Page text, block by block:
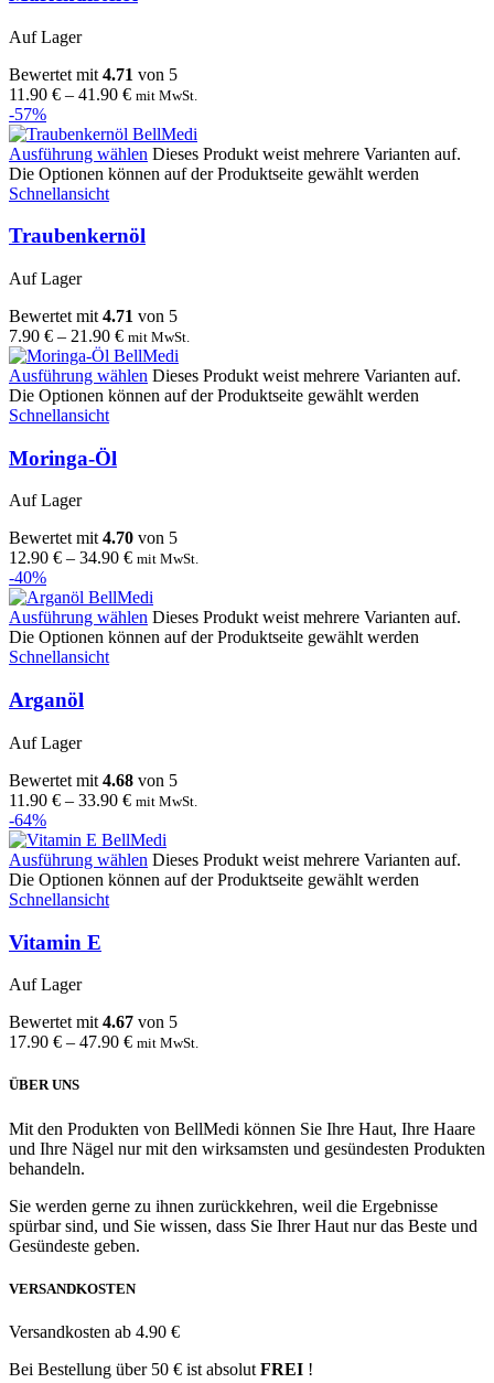
Auf Lager
Bewertet mit 4.71 von 5
11.90 € – 41.90 € mit MwSt.
-57%
Ausführung wählen Dieses Produkt weist mehrere Varianten auf.
Die Optionen können auf der Produktseite gewählt werden
Schnellansicht
Traubenkernöl
Auf Lager
Bewertet mit 4.71 von 5
7.90 € – 21.90 € mit MwSt.
Ausführung wählen Dieses Produkt weist mehrere Varianten auf.
Die Optionen können auf der Produktseite gewählt werden
Schnellansicht
Moringa-Öl
Auf Lager
Bewertet mit4.70 von 5
12.90 € – 34.90 € mit MwSt.
-40%
Ausführung wählen Dieses Produkt weist mehrere Varianten auf.
Die Optionen können auf der Produktseite gewählt werden
Schnellansicht
Arganöl
Auf Lager
Bewertet mit 4.68 von 5
11.90 € – 33.90 € mit MwSt.
-64%
Ausführung wählen Dieses Produkt weist mehrere Varianten auf.
Die Optionen können auf der Produktseite gewählt werden
Schnellansicht
Vitamin E
Auf Lager
Bewertet mit 4.67 von 5
17.90 € – 47.90 € mit MwSt.
ÜBER UNS
Mit den Produkten von BellMedi können Sie Ihre Haut, Ihre Haare
und Ihre Nägel nur mit den wirksamsten und gesündesten Produkten
behandeln.
Sie werden gerne zu ihnen zurückkehren, weil die Ergebnisse
spürbar sind, und Sie wissen, dass Sie Ihrer Haut nur das Beste und
Gesündeste geben.
VERSANDKOSTEN
Versandkosten ab 4.90 €
Bei Bestellung über 50 € ist absolut FREI !